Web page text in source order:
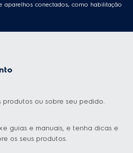
aparelhos conectados, como habilitação
produtos ou sobre seu pedido.
guias e manuais, e tenha dicas e
os seus produtos.